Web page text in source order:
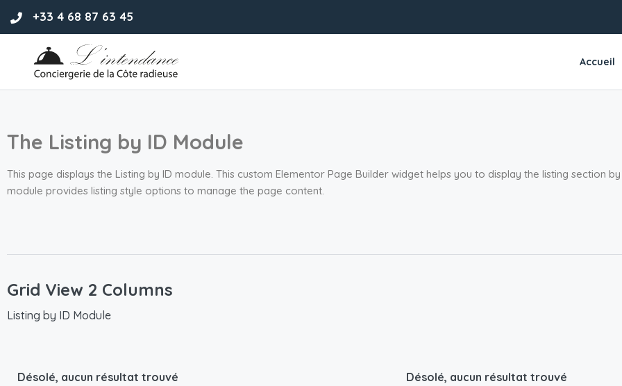
+33 4 68 87 63 45
Accueil
The Listing by ID Module
This page displays the Listing by ID module. This custom Elementor Page Builder widget helps you to display the listing section
module provides listing style options to manage the page content.
Grid View 2 Columns
Listing by ID Module
Désolé, aucun résultat trouvé Désolé, aucun résultat trouvé